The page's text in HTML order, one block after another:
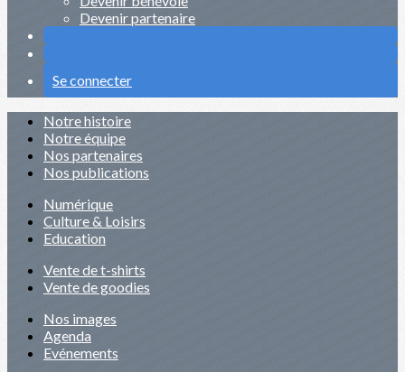
Devenir partenaire
Se connecter
Notre histoire
Notre équipe
Nos partenaires
Nos publications
Numérique
Culture & Loisirs
Education
Vente de t-shirts
Vente de goodies
Nos images
Agenda
Evénements